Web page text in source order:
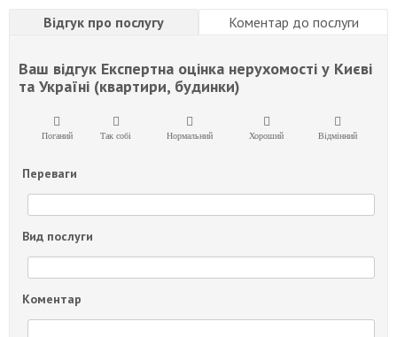
Відгук про послугу Коментар до послуги
Ваш відгук Експертна оцінка нерухомості у Києві
та Україні (квартири, будинки)
Поганий Так собі Нормальний Хороший Відмінний
Переваги
Вид послуги
Коментар